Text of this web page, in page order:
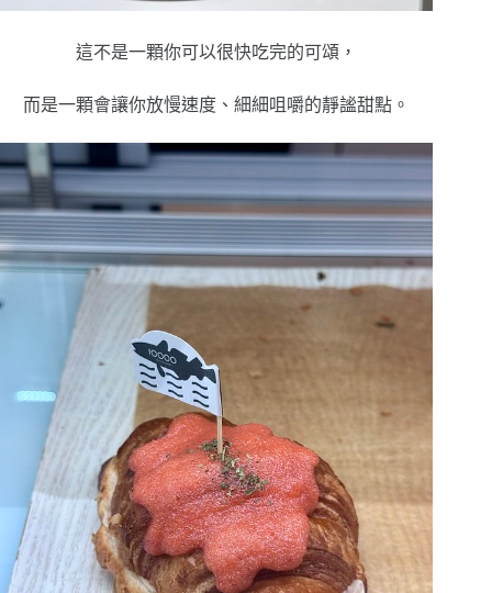
這不是一顆你可以很快吃完的可頌，
而是一顆會讓你放慢速度、細細咀嚼的靜謐甜點。